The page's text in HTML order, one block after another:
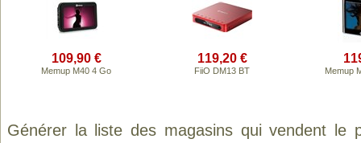
109,90 €
Memup M40 4 Go
119,20 €
FiiO DM13 BT Memup
Générer la liste des magasins qui vendent le